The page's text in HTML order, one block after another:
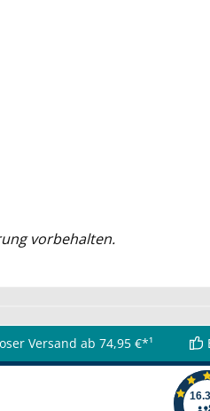
vorbehalten.
Versand ab 74,95 €*¹